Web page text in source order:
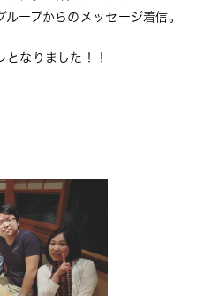
ープからのメッセージ着信。
となりました！！